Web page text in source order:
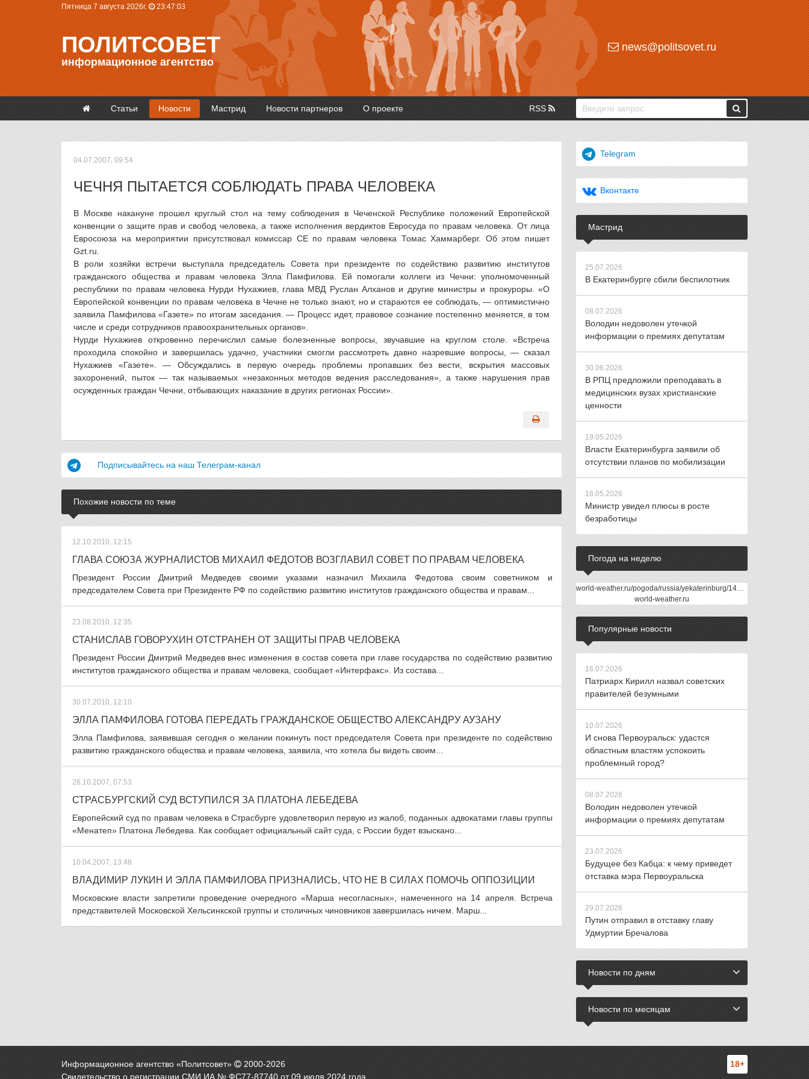
Пятница 7 августа 2026г. 23:47:03
ПОЛИТСОВЕТ
информационное агентство
news@politsovet.ru
Статьи Новости Мастрид Новости партнеров О проекте RSS
04.07.2007, 09:54
ЧЕЧНЯ ПЫТАЕТСЯ СОБЛЮДАТЬ ПРАВА ЧЕЛОВЕКА
В Москве накануне прошел круглый стол на тему соблюдения в Чеченской Республике положений Европейской
конвенции о защите прав и свобод человека, а также исполнения вердиктов Евросуда по правам человека. От лица
Евросоюза на мероприятии присутствовал комиссар СЕ по правам человека Томас Хаммарберг. Об этом пишет
Gzt.ru.
В роли хозяйки встречи выступала председатель Совета при президенте по содействию развитию институтов
гражданского общества и правам человека Элла Памфилова. Ей помогали коллеги из Чечни: уполномоченный
республики по правам человека Нурди Нухажиев, глава МВД Руслан Алханов и другие министры и прокуроры. «О
Европейской конвенции по правам человека в Чечне не только знают, но и стараются ее соблюдать, — оптимистично
заявила Памфилова «Газете» по итогам заседания. — Процесс идет, правовое сознание постепенно меняется, в том
числе и среди сотрудников правоохранительных органов».
Нурди Нухажиев откровенно перечислил самые болезненные вопросы, звучавшие на круглом столе. «Встреча
проходила спокойно и завершилась удачно, участники смогли рассмотреть давно назревшие вопросы, — сказал
Нухажиев «Газете». — Обсуждались в первую очередь проблемы пропавших без вести, вскрытия массовых
захоронений, пыток — так называемых «незаконных методов ведения расследования», а также нарушения прав
осужденных граждан Чечни, отбывающих наказание в других регионах России».
Подписывайтесь на наш Телеграм-канал
Похожие новости по теме
12.10.2010, 12:15
ГЛАВА СОЮЗА ЖУРНАЛИСТОВ МИХАИЛ ФЕДОТОВ ВОЗГЛАВИЛ СОВЕТ ПО ПРАВАМ ЧЕЛОВЕКА
Президент России Дмитрий Медведев своими указами назначил Михаила Федотова своим советником и
председателем Совета при Президенте РФ по содействию развитию институтов гражданского общества и правам...
23.08.2010, 12:35
СТАНИСЛАВ ГОВОРУХИН ОТСТРАНЕН ОТ ЗАЩИТЫ ПРАВ ЧЕЛОВЕКА
Президент России Дмитрий Медведев внес изменения в состав совета при главе государства по содействию развитию
институтов гражданского общества и правам человека, сообщает «Интерфакс». Из состава...
30.07.2010, 12:10
ЭЛЛА ПАМФИЛОВА ГОТОВА ПЕРЕДАТЬ ГРАЖДАНСКОЕ ОБЩЕСТВО АЛЕКСАНДРУ АУЗАНУ
Элла Памфилова, заявившая сегодня о желании покинуть пост председателя Совета при президенте по содействию
развитию гражданского общества и правам человека, заявила, что хотела бы видеть своим...
26.10.2007, 07:53
СТРАСБУРГСКИЙ СУД ВСТУПИЛСЯ ЗА ПЛАТОНА ЛЕБЕДЕВА
Европейский суд по правам человека в Страсбурге удовлетворил первую из жалоб, поданных адвокатами главы группы
«Менатеп» Платона Лебедева. Как сообщает официальный сайт суда, с России будет взыскано...
10.04.2007, 13:48
ВЛАДИМИР ЛУКИН И ЭЛЛА ПАМФИЛОВА ПРИЗНАЛИСЬ, ЧТО НЕ В СИЛАХ ПОМОЧЬ ОППОЗИЦИИ
Московские власти запретили проведение очередного «Марша несогласных», намеченного на 14 апреля. Встреча
представителей Московской Хельсинкской группы и столичных чиновников завершилась ничем. Марш...
Telegram
Вконтакте
Мастрид
25.07.2026
В Екатеринбурге сбили беспилотник
08.07.2026
Володин недоволен утечкой
информации о премиях депутатам
30.06.2026
В РПЦ предложили преподавать в
медицинских вузах христианские
ценности
19.05.2026
Власти Екатеринбурга заявили об
отсутствии планов по мобилизации
18.05.2026
Министр увидел плюсы в росте
безработицы
Погода на неделю
world-weather.ru/pogoda/russia/yekaterinburg/14days/
world-weather.ru
Популярные новости
16.07.2026
Патриарх Кирилл назвал советских
правителей безумными
10.07.2026
И снова Первоуральск: удастся
областным властям успокоить
проблемный город?
08.07.2026
Володин недоволен утечкой
информации о премиях депутатам
23.07.2026
Будущее без Кабца: к чему приведет
отставка мэра Первоуральска
29.07.2026
Путин отправил в отставку главу
Удмуртии Бречалова
Новости по дням
Новости по месяцам
Информационное агентство «Политсовет» 2000-2026
Свидетельство о регистрации СМИ ИА № ФС77-87740 от 09 июля 2024 года.
18+